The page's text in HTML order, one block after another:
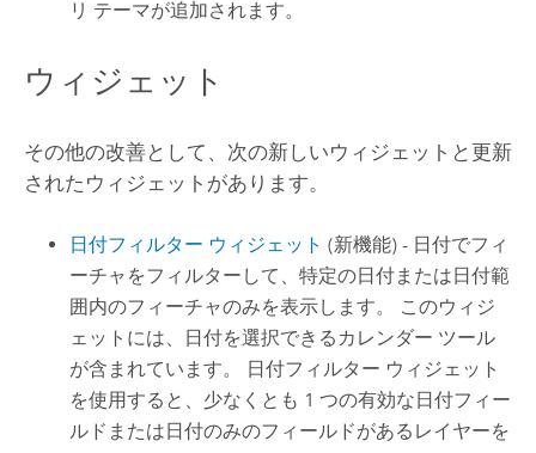
リ テーマが追加されます。
ウィジェット
その他の改善として、次の新しいウィジェットと更新
されたウィジェットがあります。
日付フィルター ウィジェット (新機能) - 日付でフィ
ーチャをフィルターして、特定の日付または日付範
囲内のフィーチャのみを表示します。 このウィジ
ェットには、日付を選択できるカレンダー ツール
が含まれています。 日付フィルター ウィジェット
を使用すると、少なくとも 1 つの有効な日付フィー
ルドまたは日付のみのフィールドがあるレイヤーを